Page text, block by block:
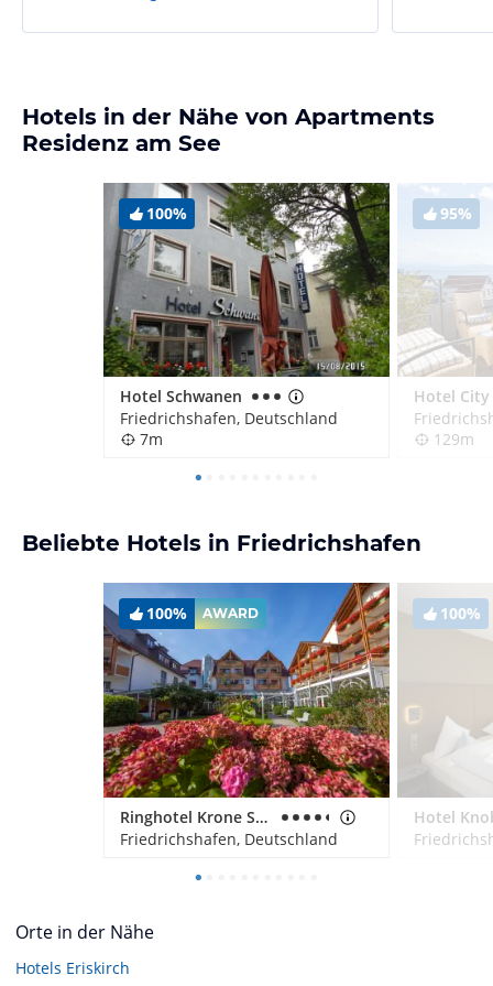
Hotels in der Nähe von Apartments
Residenz am See
100%
Hotel Schwanen
Friedrichshafen, Deutschland
7m
95%
Hotel
129m
Beliebte Hotels in Friedrichshafen
100% AWARD
Ringhotel Krone Schnetzenhausen
Friedrichshafen, Deutschland
100%
Hotel
Orte in der Nähe
Hotels Eriskirch